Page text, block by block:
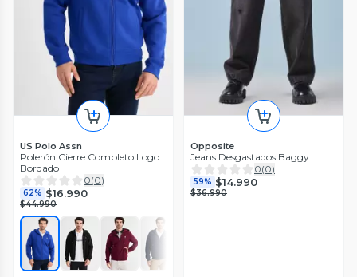
US Polo Assn
Polerón Cierre Completo Logo
Bordado
0(0)
62% $16.990
$44.990
Opposite
Jeans Desgastados Baggy
0(0)
59% $14.990
$36.990